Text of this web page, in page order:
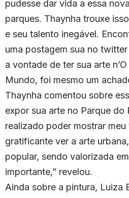
pudesse dar vida a essa
parques. Thaynha trouxe
e seu talento inegável.
uma postagem sua no
a vontade de ter sua arte
Mundo, foi mesmo um
Thaynha comentou sobre
expor sua arte no Parque do
realizado poder mostrar
gratificante ver a arte
popular, sendo valorizada
importante,” revelou.
Ainda sobre a pintura, Luiza